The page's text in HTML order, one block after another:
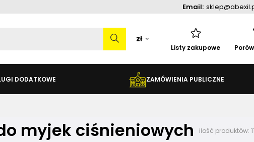
Email:
zł
Listy zakupowe
DODATKOWE ZAMÓWIENIA PUBLICZNE
myjek ciśnieniowych ilość produktów: